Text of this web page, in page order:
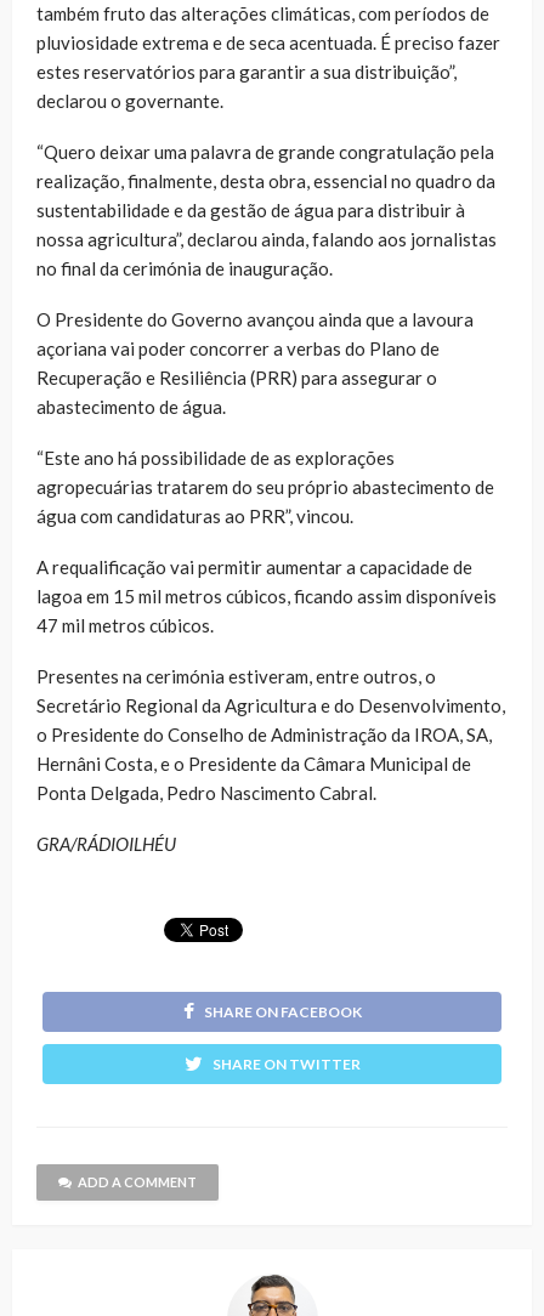
também fruto das alterações climáticas, com períodos de
pluviosidade extrema e de seca acentuada. É preciso fazer
estes reservatórios para garantir a sua distribuição”,
declarou o governante.
“Quero deixar uma palavra de grande congratulação pela
realização, finalmente, desta obra, essencial no quadro da
sustentabilidade e da gestão de água para distribuir à
nossa agricultura”, declarou ainda, falando aos jornalistas
no final da cerimónia de inauguração.
O Presidente do Governo avançou ainda que a lavoura
açoriana vai poder concorrer a verbas do Plano de
Recuperação e Resiliência (PRR) para assegurar o
abastecimento de água.
“Este ano há possibilidade de as explorações
agropecuárias tratarem do seu próprio abastecimento de
água com candidaturas ao PRR”, vincou.
A requalificação vai permitir aumentar a capacidade de
lagoa em 15 mil metros cúbicos, ficando assim disponíveis
47 mil metros cúbicos.
Presentes na cerimónia estiveram, entre outros, o
Secretário Regional da Agricultura e do Desenvolvimento,
o Presidente do Conselho de Administração da IROA, SA,
Hernâni Costa, e o Presidente da Câmara Municipal de
Ponta Delgada, Pedro Nascimento Cabral.
GRA/RÁDIOILHÉU
SHARE ON FACEBOOK
SHARE ON TWITTER
ADD A COMMENT